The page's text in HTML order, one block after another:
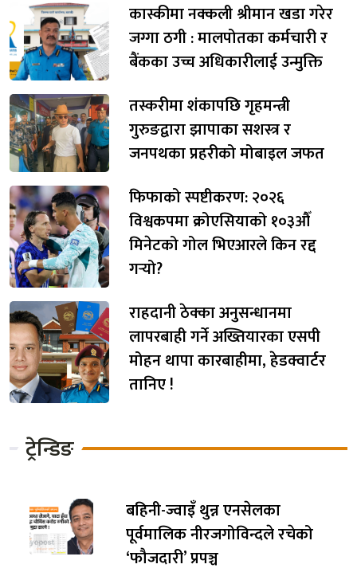
कास्कीमा नक्कली श्रीमान खडा गरेर
जग्गा ठगी : मालपोतका कर्मचारी र
बैंकका उच्च अधिकारीलाई उन्मुक्ति
तस्करीमा शंकापछि गृहमन्त्री
गुरुङद्वारा झापाका सशस्त्र र
जनपथका प्रहरीको मोबाइल जफत
फिफाको स्पष्टीकरण: २०२६
विश्वकपमा क्रोएसियाको १०३औँ
मिनेटको गोल भिएआरले किन रद्द
गर्‍यो?
राहदानी ठेक्का अनुसन्धानमा
लापरबाही गर्ने अख्तियारका एसपी
मोहन थापा कारबाहीमा, हेडक्वार्टर
तानिए !
ट्रेन्डिङ
बहिनी-ज्वाइँ थुन्न एनसेलका
पूर्वमालिक नीरजगोविन्दले रचेको
‘फौजदारी’ प्रपञ्च